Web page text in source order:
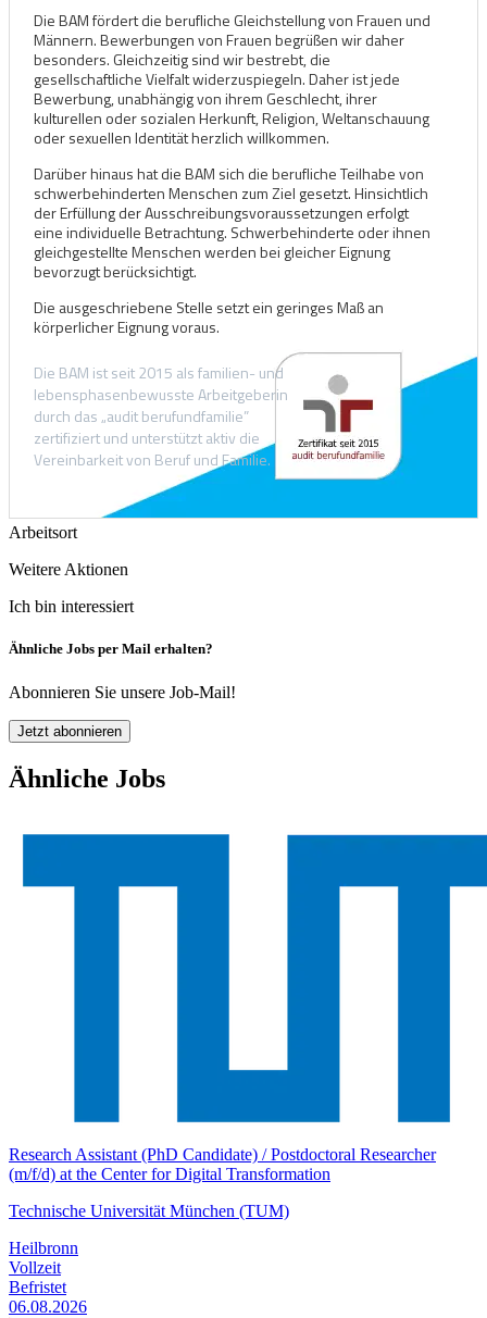
Die BAM fördert die berufliche Gleichstellung von Frauen und
Männern. Bewerbungen von Frauen begrüßen wir daher
besonders. Gleichzeitig sind wir bestrebt, die
gesellschaftliche Vielfalt widerzuspiegeln. Daher ist jede
Bewerbung, unabhängig von ihrem Geschlecht, ihrer
kulturellen oder sozialen Herkunft, Religion, Weltanschauung
oder sexuellen Identität herzlich willkommen.
Darüber hinaus hat die BAM sich die berufliche Teilhabe von
schwerbehinderten Menschen zum Ziel gesetzt. Hinsichtlich
der Erfüllung der Ausschreibungsvoraussetzungen erfolgt
eine individuelle Betrachtung. Schwerbehinderte oder ihnen
gleichgestellte Menschen werden bei gleicher Eignung
bevorzugt berücksichtigt.
Die ausgeschriebene Stelle setzt ein geringes Maß an
körperlicher Eignung voraus.
Die BAM ist seit 2015 als familien- und
lebensphasenbewusste Arbeitgeberin
durch das „audit berufundfamilie”
zertifiziert und unterstützt aktiv die
Vereinbarkeit von Beruf und Familie.
Arbeitsort
Weitere Aktionen
Ich bin interessiert
Ähnliche Jobs per Mail erhalten?
Abonnieren Sie unsere Job-Mail!
Jetzt abonnieren
Ähnliche Jobs
Research Assistant (PhD Candidate) / Postdoctoral Researcher
(m/f/d) at the Center for Digital Transformation
Technische Universität München (TUM)
Heilbronn
Vollzeit
Befristet
06.08.2026